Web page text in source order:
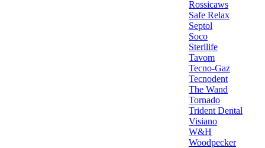
Rossicaws
Safe Relax
Septol
Soco
Sterilife
Tavom
Tecno-Gaz
Tecnodent
The Wand
Tornado
Trident Dental
Visiano
W&H
Woodpecker